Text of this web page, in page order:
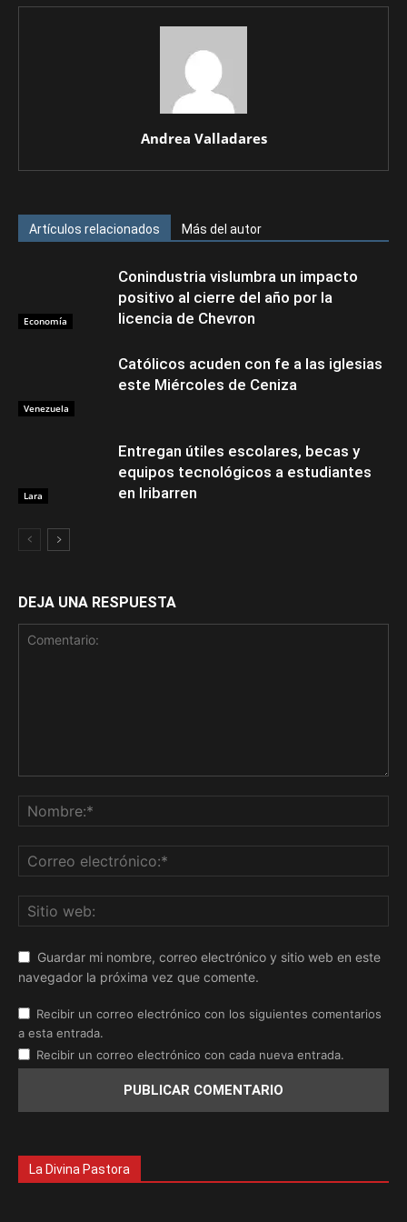
Andrea Valladares
Artículos relacionados Más del autor
Economía
Conindustria vislumbra un impacto
positivo al cierre del año por la
licencia de Chevron
Venezuela
Católicos acuden con fe a las iglesias
este Miércoles de Ceniza
Lara
Entregan útiles escolares, becas y
equipos tecnológicos a estudiantes
en Iribarren
DEJA UNA RESPUESTA
Guardar mi nombre, correo electrónico y sitio web en este
navegador la próxima vez que comente.
Recibir un correo electrónico con los siguientes comentarios
a esta entrada.
Recibir un correo electrónico con cada nueva entrada.
La Divina Pastora